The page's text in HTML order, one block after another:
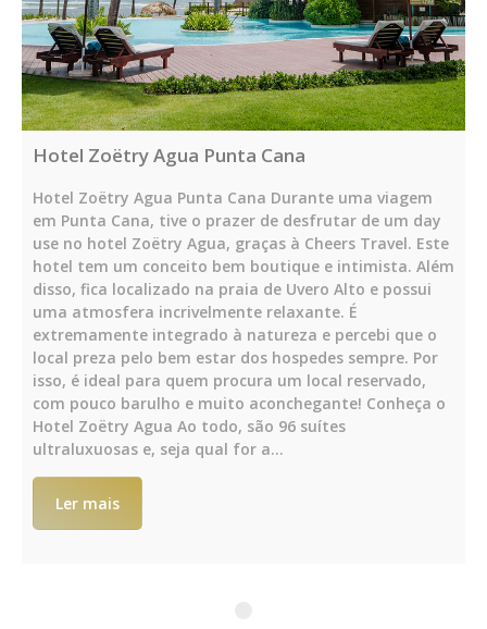
Hotel Zoëtry Agua Punta Cana
Hotel Zoëtry Agua Punta Cana Durante uma viagem
em Punta Cana, tive o prazer de desfrutar de um day
use no hotel Zoëtry Agua, graças à Cheers Travel. Este
hotel tem um conceito bem boutique e intimista. Além
disso, fica localizado na praia de Uvero Alto e possui
uma atmosfera incrivelmente relaxante. É
extremamente integrado à natureza e percebi que o
local preza pelo bem estar dos hospedes sempre. Por
isso, é ideal para quem procura um local reservado,
com pouco barulho e muito aconchegante! Conheça o
Hotel Zoëtry Agua Ao todo, são 96 suítes
ultraluxuosas e, seja qual for a…
Ler mais